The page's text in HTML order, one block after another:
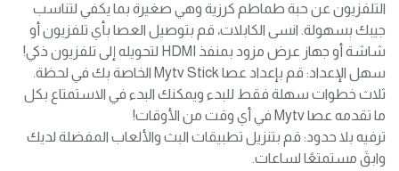
التلفزيون عن حبة طماطم كرزية وهي صغيرة بما يكفي لتناسب
جيبك بسهولة. انسى الكابلات، قم بتوصيل العصا بأي تلفزيون أو
شاشة أو جهاز عرض مزود بمنفذ HDMI لتحويله إلى تلفزيون ذكي!
سهل الإعداد: قم بإعداد عصا Mytv Stick الخاصة بك في لحظة.
ثلاث خطوات سهلة فقط للبدء ويمكنك البدء في الاستمتاع بكل
ما تقدمه عصا Mytv في أي وقت من الأوقات!
ترفيه بلا حدود: قم بتنزيل تطبيقات البث والألعاب المفضلة لديك
وابقَ مستمتعًا لساعات.